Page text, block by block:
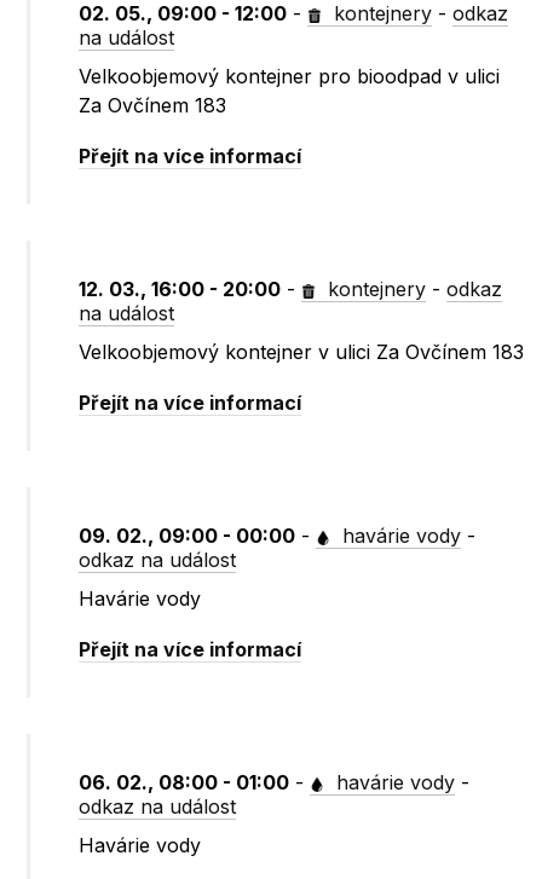
02. 05., 09:00 - 12:00 - kontejnery -odkaz
na událost
Velkoobjemový kontejner pro bioodpad v ulici
Za Ovčínem 183
Přejít na více informací
12. 03., 16:00 - 20:00 - kontejnery -odkaz
na událost
Velkoobjemový kontejner v ulici Za Ovčínem 183
Přejít na více informací
09. 02., 09:00 - 00:00 - havárie vody -
odkaz na událost
Havárie vody
Přejít na více informací
06. 02., 08:00 - 01:00 - havárie vody -
odkaz na událost
Havárie vody